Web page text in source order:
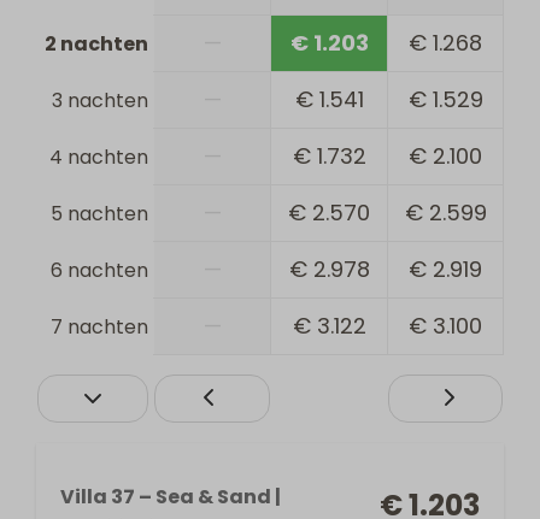
2 nachten € 1.203 € 1.268
3 nachten € 1.541 € 1.529
4 nachten € 1.732 € 2.100
5 nachten € 2.570 € 2.599
6 nachten € 2.978 € 2.919
7 nachten € 3.122 € 3.100
€ 1.203
Villa 37 – Sea & Sand |